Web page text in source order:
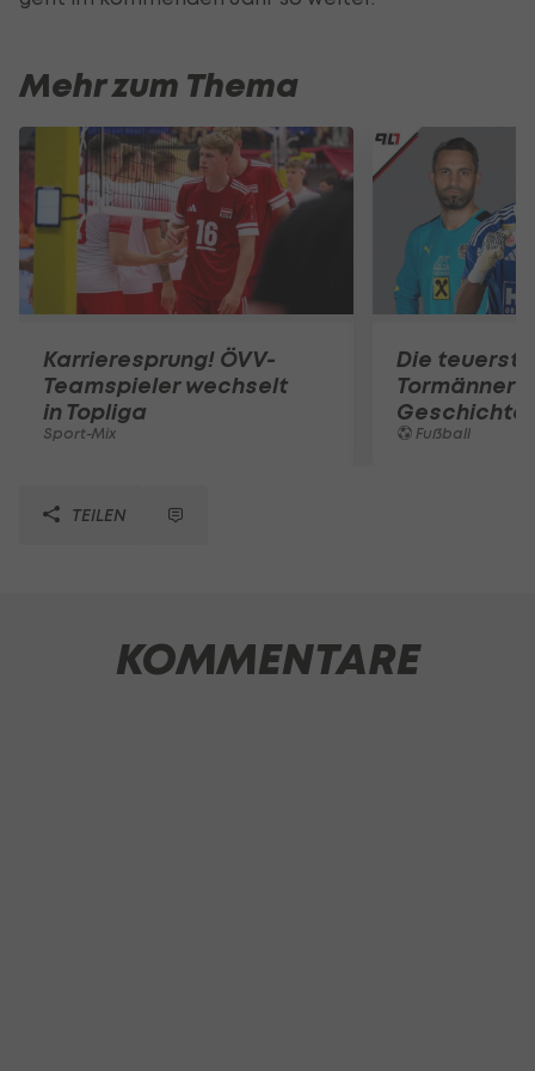
Mehr zum Thema
Karrieresprung! ÖVV-
Teamspieler wechselt
in Topliga
Sport-Mix
Die
Tormänner
Geschichte
Fußball
TEILEN
KOMMENTARE